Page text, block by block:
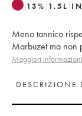
13% 1.5 L
Meno tannico
Marbuzet ma non
Maggiori informazioni
DESCRIZIONE